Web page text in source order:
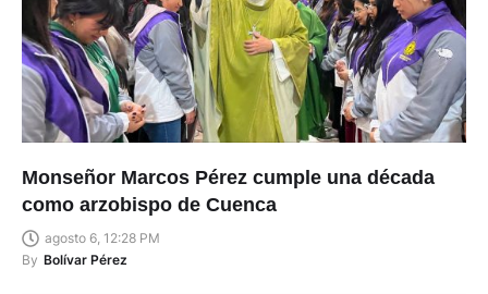
Monseñor Marcos Pérez cumple una década
como arzobispo de Cuenca
agosto 6, 12:28 PM
By Bolívar Pérez